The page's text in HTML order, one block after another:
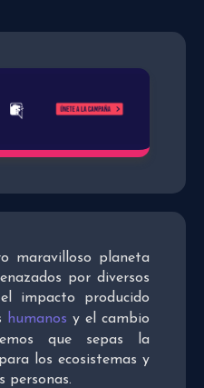
maravilloso planeta
por diversos
impacto producido
humanos y el cambio
que sepas la
los ecosistemas y
personas.